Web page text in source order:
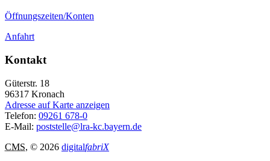
Öffnungszeiten/Konten
Anfahrt
Kontakt
Güterstr. 18
96317 Kronach
Adresse auf Karte anzeigen
Telefon: 09261 678-0
E-Mail: poststelle@lra-kc.bayern.de
CMS, © 2026 digitalfabriX